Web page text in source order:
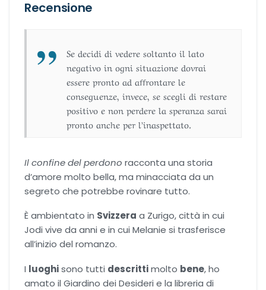
Recensione
Se decidi di vedere soltanto il lato
negativo in ogni situazione dovrai
essere pronto ad affrontare le
conseguenze, invece, se scegli di restare
positivo e non perdere la speranza sarai
pronto anche per l’inaspettato.
Il confine del perdono racconta una storia
d’amore molto bella, ma minacciata da un
segreto che potrebbe rovinare tutto.
È ambientato in Svizzera a Zurigo, città in cui
Jodi vive da anni e in cui Melanie si trasferisce
all’inizio del romanzo.
I luoghisono tutti descrittimolto bene, ho
amato il Giardino dei Desideri e la libreria di